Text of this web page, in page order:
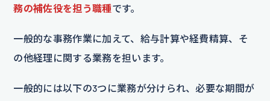
務の補佐役を担う職種です。
一般的な事務作業に加えて、給与計算や経費精算、そ
の他経理に関する業務を担います。
一般的には以下の3つに業務が分けられ、必要な期間が